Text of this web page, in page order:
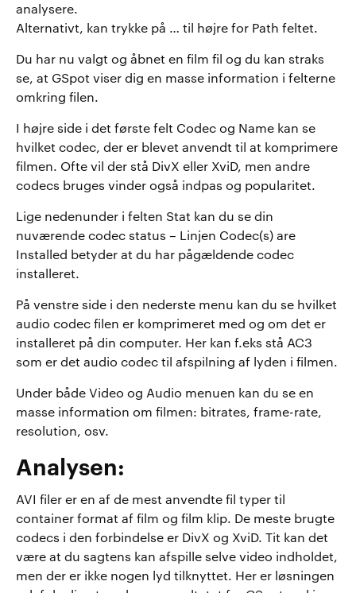
analysere.
Alternativt, kan trykke på … til højre for Path feltet.
Du har nu valgt og åbnet en film fil og du kan straks
se, at GSpot viser dig en masse information i felterne
omkring filen.
I højre side i det første felt Codec og Name kan se
hvilket codec, der er blevet anvendt til at komprimere
filmen. Ofte vil der stå DivX eller XviD, men andre
codecs bruges vinder også indpas og popularitet.
Lige nedenunder i felten Stat kan du se din
nuværende codec status – Linjen Codec(s) are
Installed betyder at du har pågældende codec
installeret.
På venstre side i den nederste menu kan du se hvilket
audio codec filen er komprimeret med og om det er
installeret på din computer. Her kan f.eks stå AC3
som er det audio codec til afspilning af lyden i filmen.
Under både Video og Audio menuen kan du se en
masse information om filmen: bitrates, frame-rate,
resolution, osv.
Analysen:
AVI filer er en af de mest anvendte fil typer til
container format af film og film klip. De meste brugte
codecs i den forbindelse er DivX og XviD. Tit kan det
være at du sagtens kan afspille selve video indholdet,
men der er ikke nogen lyd tilknyttet. Her er løsningen